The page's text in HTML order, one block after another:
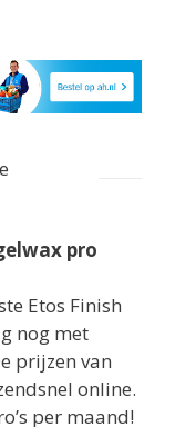
pro
Etos Finish
nog met
prijzen van
online.
per maand!